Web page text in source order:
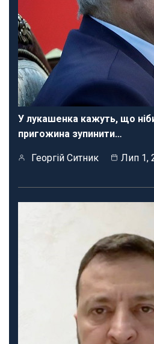
У лукашенка кажуть, що
пригожина зупинити…
Георгій Ситник Лип 1,